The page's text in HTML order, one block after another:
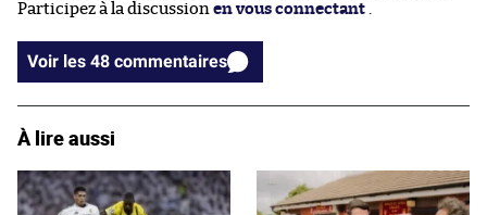
Participez à la discussion en vous connectant .
Voir les 48 commentaires
À lire aussi